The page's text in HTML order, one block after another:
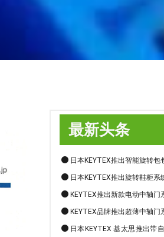
最新头条
日本KEYTEX推出智能旋转包
日本KEYTEX推出旋转鞋柜系
KEYTEX推出新款电动中轴门
KEYTEX品牌推出超薄中轴门
日本KEYTEX 基太思推出带自
电动开门机
KEYTEX中国总部大楼落成